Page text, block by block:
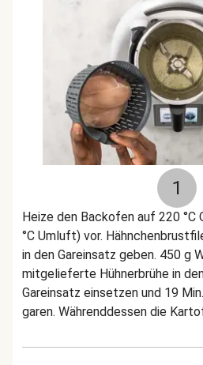
1
Heize den Backofen auf 220
°C Umluft) vor.
in den Gareinsatz geben. 450 g
mitgelieferte Hühnerbrühe in
Gareinsatz einsetzen und 19
garen. Währenddessen die